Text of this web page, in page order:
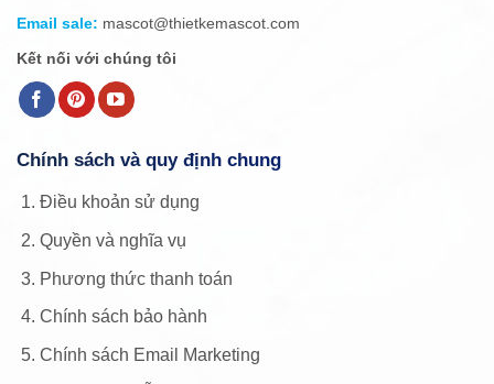
Email sale: mascot@thietkemascot.com
Kết nối với chúng tôi
Chính sách và quy định chung
Điều khoản sử dụng
Quyền và nghĩa vụ
Phương thức thanh toán
Chính sách bảo hành
Chính sách Email Marketing